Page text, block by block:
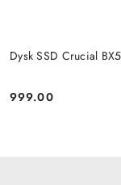
Dysk SSD Crucial
Cena:
999.00